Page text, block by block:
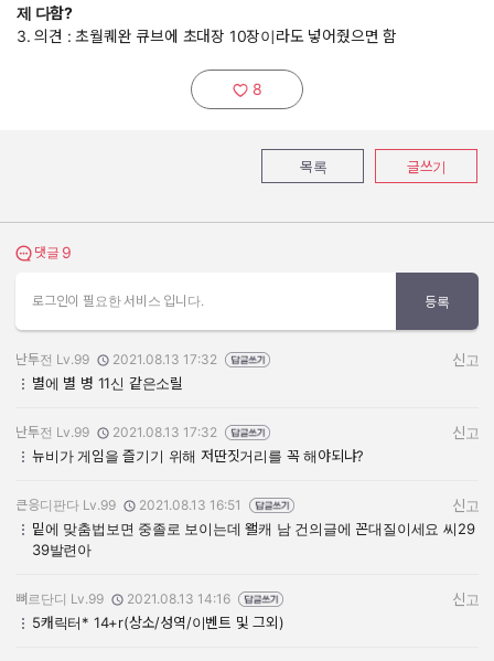
제 다함?
3. 의견 : 초월퀘완 큐브에 초대장 10장이라도 넣어줬으면 함
추천하기:
8
목록 글쓰기
댓글 보기
댓글 9
로그인이 필요한 서비스 입니다. 등록
작성자:
난투전 Lv.99
작성일:
2021.08.13 17:32
신고
별에 별 병 11신 같은소릴
작성자:
난투전 Lv.99
작성일:
2021.08.13 17:32
신고
뉴비가 게임을 즐기기 위해 저딴짓거리를 꼭 해야되냐?
작성자:
큰응디판다 Lv.99
작성일:
2021.08.13 16:51
신고
밑에 맞춤법보면 중졸로 보이는데 왤캐 남 건의글에 꼰대질이세요 씨29
39발련아
작성자:
뼈르단디 Lv.99
작성일:
2021.08.13 14:16
신고
5캐릭터* 14+r(상소/성역/이벤트 및 그외)